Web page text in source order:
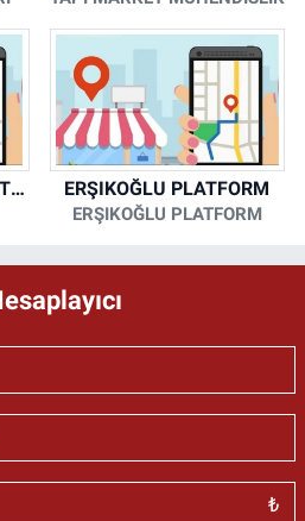
DİŞ TEKNİSYENİ- MESUT KORKMAZ ERŞIKOĞLU PLATFORM
ERŞIKOĞLU PLATFORM
₺